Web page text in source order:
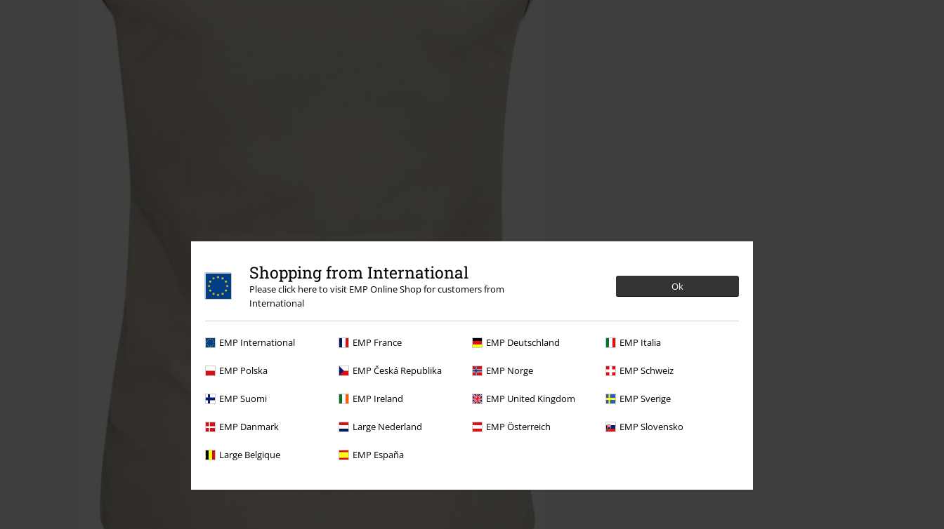
Shopping from International
Please click here to visit EMP Online Shop for customers from
International
Ok
EMP International EMP France EMP Deutschland EMP Italia
EMP Polska EMP Česká Republika EMP Norge EMP Schweiz
EMP Suomi EMP Ireland EMP United Kingdom EMP Sverige
EMP Danmark Large Nederland EMP Österreich EMP Slovensko
Large Belgique EMP España